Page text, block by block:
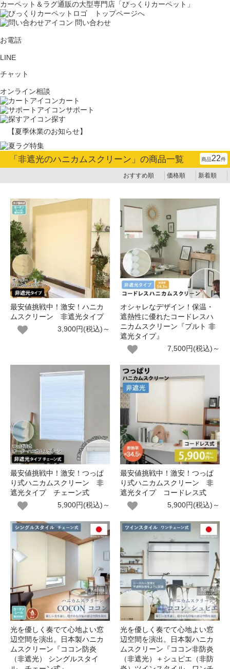
カーペット＆ラグ通販の大型専門店「びっくりカーペット」
問い合わせ
お電話
LINE
チャット
オンライン相談
カート
サポート
探す
【夏季休業のお知らせ】
「 非遮光のハニカムスクリーン 」の商品一覧 商品22件
おすすめ順 価格順 新着順
最安値挑戦中！激安！ハニカ
ムスクリーン 非遮光タイプ
3,900円(税込)～
オシャレなデザイン！保温・
遮熱性に優れたコードレスハ
ニカムスクリーン『プルト 非
遮光タイプ』
7,500円(税込)～
最安値挑戦中！激安！つっぱ
り式ハニカムスクリーン 非
遮光タイプ チェーン式
5,900円(税込)～
最安値挑戦中！激安！つっぱ
り式ハニカムスクリーン 非
遮光タイプ コードレス式
5,900円(税込)～
光を優しく奏でて心地よい窓
辺空間を演出。日本製ハニカ
ムスクリーン『ココン防炎
（非遮光） シングルスタイ
光を優しく奏でて心地よい窓
辺空間を演出。日本製ハニカ
ムスクリーン『ココン非防炎
（非遮光）＋シュピエ（非防